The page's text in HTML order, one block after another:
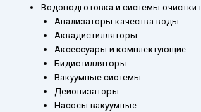
Водоподготовка и системы очистки
Анализаторы качества воды
Аквадистилляторы
Аксессуары и комплектующие
Бидистилляторы
Вакуумные системы
Деионизаторы
Насосы вакуумные